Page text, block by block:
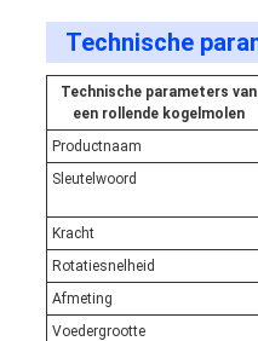
Technische
Technische parameters van
een rollende kogelmolen
Productnaam
Sleutelwoord
Kracht
Rotatiesnelheid
Afmeting
Voedergrootte